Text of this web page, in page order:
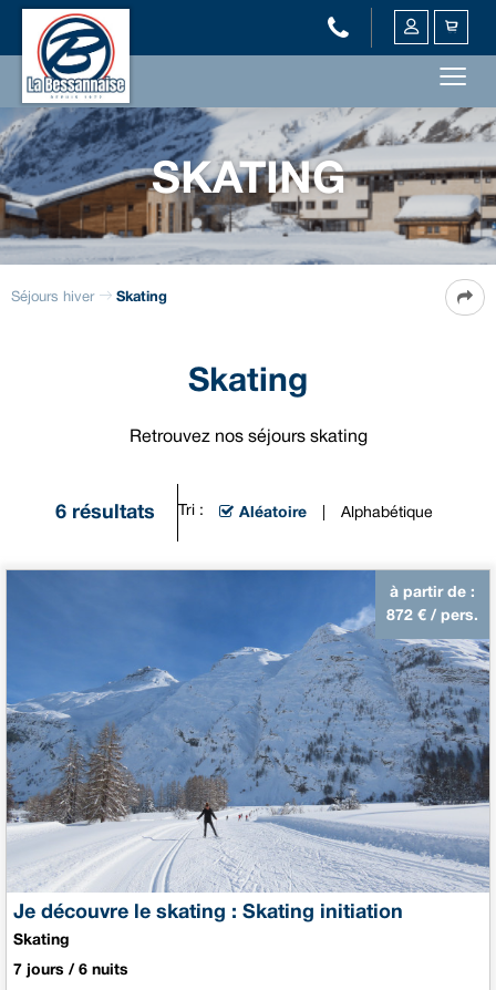
SKATING
Séjours hiver Skating
Skating
Retrouvez nos séjours skating
6résultats Tri : Aléatoire Alphabétique
Je découvre le skating : Skating initiation
Skating
à partir de :
872 € / pers.
7 jours / 6 nuits